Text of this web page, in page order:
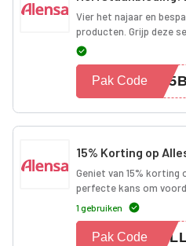
Vier het najaar en
producten. Grijp deze
Pak Code
15% Korting op
Geniet van 15%
perfecte kans om
1 gebruiken
Pak Code